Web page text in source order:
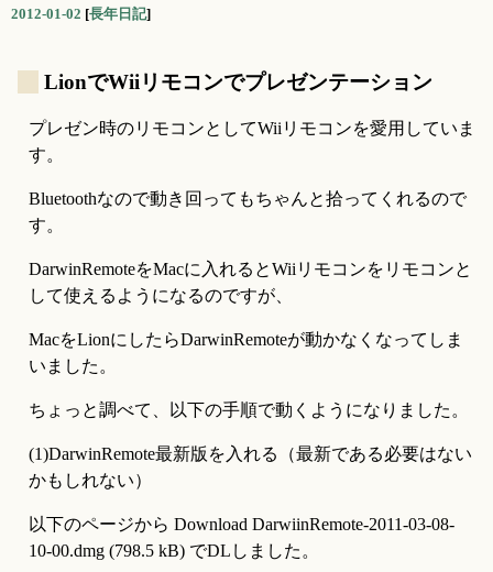
2012-01-02 [長年日記]
LionでWiiリモコンでプレゼンテーション
プレゼン時のリモコンとしてWiiリモコンを愛用していま
す。
Bluetoothなので動き回ってもちゃんと拾ってくれるので
す。
DarwinRemoteをMacに入れるとWiiリモコンをリモコンと
して使えるようになるのですが、
MacをLionにしたらDarwinRemoteが動かなくなってしま
いました。
ちょっと調べて、以下の手順で動くようになりました。
(1)DarwinRemote最新版を入れる（最新である必要はない
かもしれない）
以下のページから Download DarwiinRemote-2011-03-08-
10-00.dmg (798.5 kB) でDLしました。